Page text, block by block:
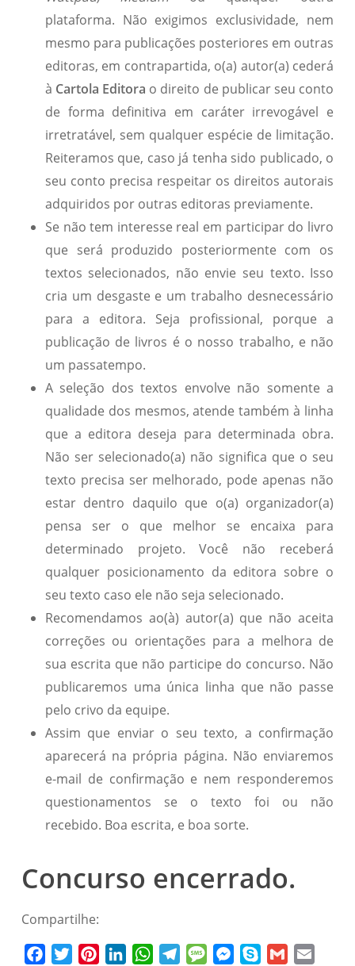
plataforma. Não exigimos exclusividade, nem
mesmo para publicações posteriores em outras
editoras, em contrapartida, o(a) autor(a) cederá
à Cartola Editora o direito de publicar seu conto
de forma definitiva em caráter irrevogável e
irretratável, sem qualquer espécie de limitação.
Reiteramos que, caso já tenha sido publicado, o
seu conto precisa respeitar os direitos autorais
adquiridos por outras editoras previamente.
Se não tem interesse real em participar do livro
que será produzido posteriormente com os
textos selecionados, não envie seu texto. Isso
cria um desgaste e um trabalho desnecessário
para a editora. Seja profissional, porque a
publicação de livros é o nosso trabalho, e não
um passatempo.
A seleção dos textos envolve não somente a
qualidade dos mesmos, atende também à linha
que a editora deseja para determinada obra.
Não ser selecionado(a) não significa que o seu
texto precisa ser melhorado, pode apenas não
estar dentro daquilo que o(a) organizador(a)
pensa ser o que melhor se encaixa para
determinado projeto. Você não receberá
qualquer posicionamento da editora sobre o
seu texto caso ele não seja selecionado.
Recomendamos ao(à) autor(a) que não aceita
correções ou orientações para a melhora de
sua escrita que não participe do concurso. Não
publicaremos uma única linha que não passe
pelo crivo da equipe.
Assim que enviar o seu texto, a confirmação
aparecerá na própria página. Não enviaremos
e-mail de confirmação e nem responderemos
questionamentos se o texto foi ou não
recebido. Boa escrita, e boa sorte.
Concurso encerrado.
Compartilhe:
FacebookTwitterPinterestLinkedInWhatsAppTelegramMessageMessenger
Skype Gmail